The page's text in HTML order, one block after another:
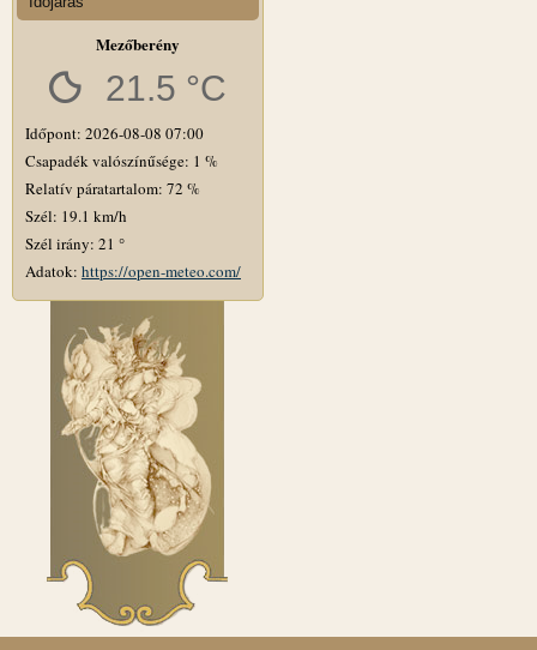
Mezőberény
21.5 °C
Időpont: 2026-08-08 07:00
Csapadék valószínűsége: 1 %
Relatív páratartalom: 72 %
Szél: 19.1 km/h
Szél irány: 21 °
Adatok: https://open-meteo.com/